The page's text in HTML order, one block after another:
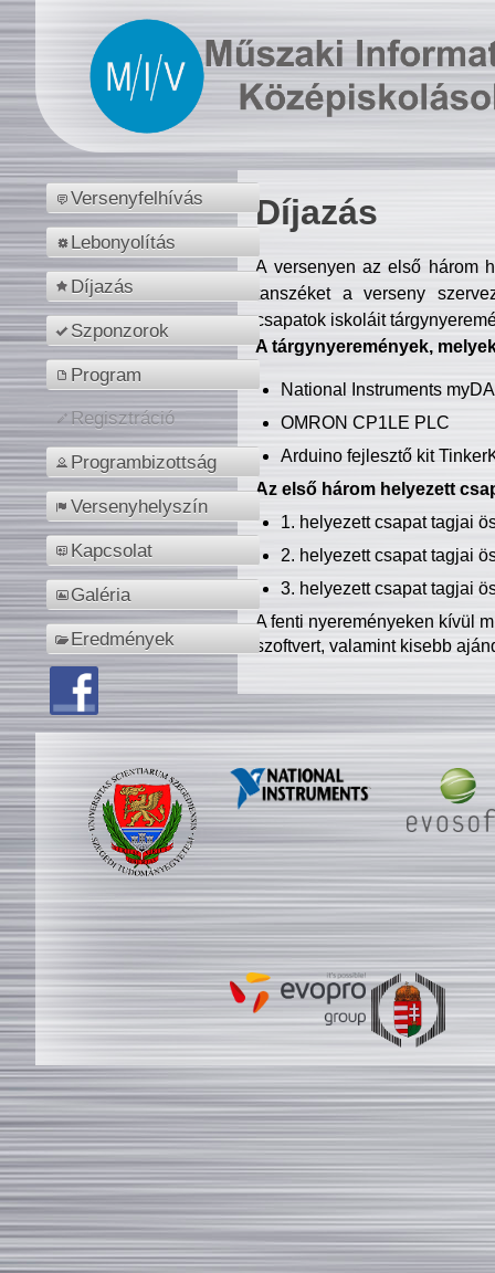
Versenyfelhívás
Lebonyolítás
Díjazás
Szponzorok
Program
Regisztráció
Programbizottság
Versenyhelyszín
Kapcsolat
Galéria
Eredmények
Díjazás
A versenyen az első három
tanszéket a verseny
csapatok iskoláit
A tárgynyeremények,
National Instruments
OMRON CP1LE PLC
Arduino fejlesztő kit
Az első három helyezett
1. helyezett csapat tagjai
2. helyezett csapat tagjai
3. helyezett csapat tagjai
A fenti nyereményeken kívül
szoftvert, valamint kisebb